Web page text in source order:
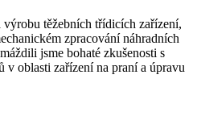
výrobu těžebních třídicích zařízení,
zpracování náhradních
jsme bohaté zkušenosti s
v oblasti zařízení na praní a úpravu